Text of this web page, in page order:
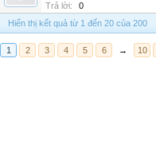
Trả lời:
0
Hiển thị kết quả từ 1 đến 20 của 200
1 2 3 4 5 6 → 10